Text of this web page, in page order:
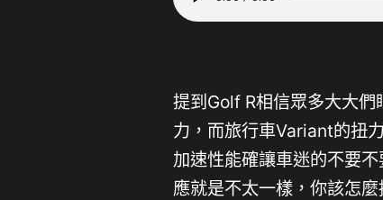
提到Golf R相信眾多大大
力，而旅行車Variant的扭
加速性能確讓車迷的不要
應就是不太一樣，你該怎